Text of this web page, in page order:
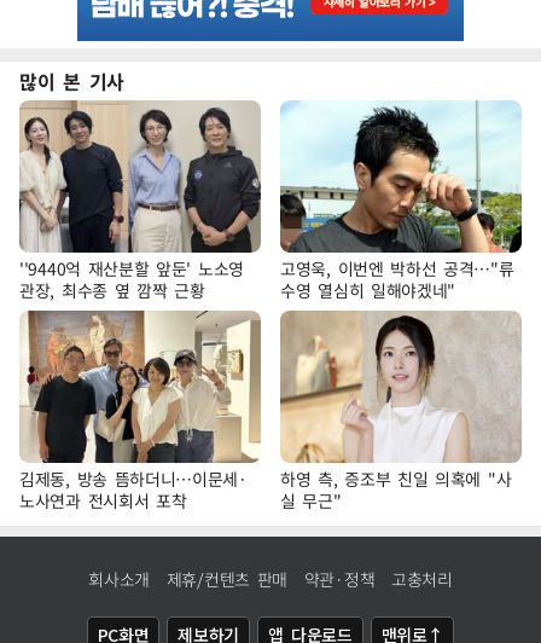
많이 본 기사
''9440억 재산분할 앞둔' 노소영
관장, 최수종 옆 깜짝 근황
고영욱, 이번엔 박하선 공격…"류
수영 열심히 일해야겠네"
김제동, 방송 뜸하더니…이문세·
노사연과 전시회서 포착
하영 측, 증조부 친일 의혹에 "사
실 무근"
회사소개 제휴/컨텐츠 판매 약관·정책 고충처리
PC화면 제보하기 앱 다운로드 맨위로↑